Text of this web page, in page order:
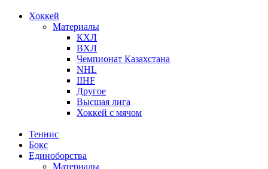
Хоккей
Материалы
КХЛ
ВХЛ
Чемпионат Казахстана
NHL
IIHF
Другое
Высшая лига
Хоккей с мячом
Теннис
Бокс
Единоборства
Материалы